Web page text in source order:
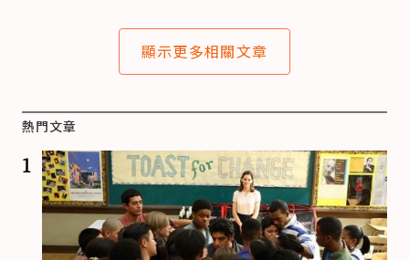
顯示更多相關文章
熱門文章
1